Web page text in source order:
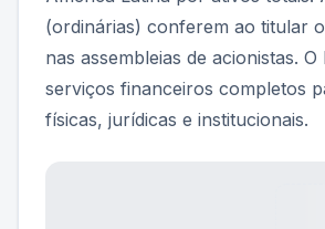
(ordinárias) conferem ao titular
nas assembleias de acionistas.
serviços financeiros completos
físicas, jurídicas e institucionais.